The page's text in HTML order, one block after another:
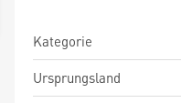
Kategorie
Ursprungsland